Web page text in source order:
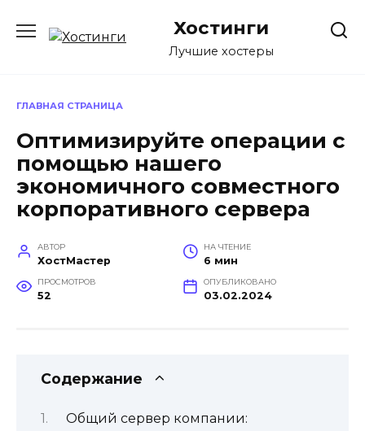
содержанию
Хостинги
Лучшие хостеры
ГЛАВНАЯ СТРАНИЦА
Оптимизируйте операции с
помощью нашего
экономичного совместного
корпоративного сервера
АВТОР
ХостМастер
НА ЧТЕНИЕ
6 мин
ПРОСМОТРОВ
52
ОПУБЛИКОВАНО
03.02.2024
Содержание
Общий сервер компании: